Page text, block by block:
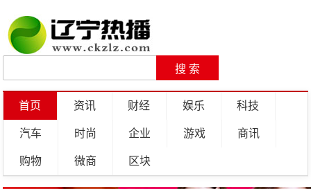
首页 资讯 财经 娱乐 科技
汽车 时尚 企业 游戏 商讯
购物 微商 区块